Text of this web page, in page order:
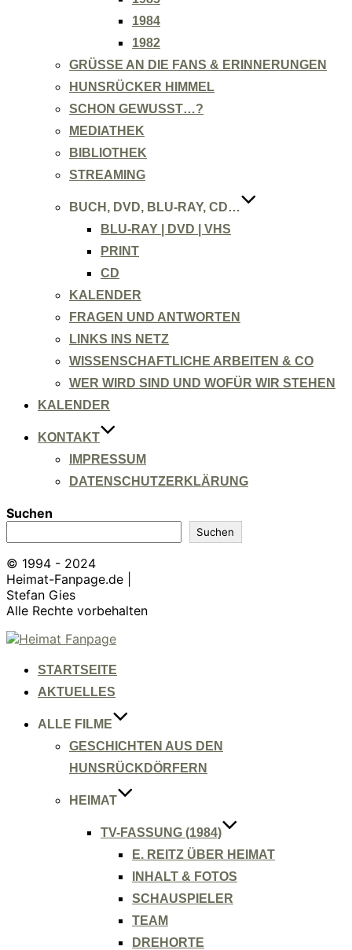
1984
1982
GRÜSSE AN DIE FANS & ERINNERUNGEN
HUNSRÜCKER HIMMEL
SCHON GEWUSST…?
MEDIATHEK
BIBLIOTHEK
STREAMING
BUCH, DVD, BLU-RAY, CD…
BLU-RAY | DVD | VHS
PRINT
CD
KALENDER
FRAGEN UND ANTWORTEN
LINKS INS NETZ
WISSENSCHAFTLICHE ARBEITEN & CO
WER WIRD SIND UND WOFÜR WIR STEHEN
KALENDER
KONTAKT
IMPRESSUM
DATENSCHUTZERKLÄRUNG
Suchen
Suchen
© 1994 - 2024
Heimat-Fanpage.de |
Stefan Gies
Alle Rechte vorbehalten
Zum
springenSTARTSEITE
AKTUELLES
ALLE FILME
GESCHICHTEN AUS DEN
HUNSRÜCKDÖRFERN
HEIMAT
TV-FASSUNG (1984)
E. REITZ ÜBER HEIMAT
INHALT & FOTOS
SCHAUSPIELER
TEAM
DREHORTE